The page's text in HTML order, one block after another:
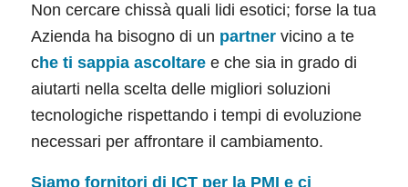
Non cercare chissà quali lidi esotici; forse la tua
Azienda ha bisogno di un partner vicino a te
che ti sappia ascoltaree che sia in grado di
aiutarti nella scelta delle migliori soluzioni
tecnologiche rispettando i tempi di evoluzione
necessari per affrontare il cambiamento.
Siamo fornitori di ICT per la PMI e ci